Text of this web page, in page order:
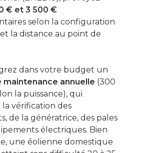
€ et 3 500 €
selon la configuration
la distance au point de
dans votre budget un
maintenance annuelle (300
la puissance), qui
vérification des
de la génératrice, des pales
électriques. Bien
une éolienne domestique